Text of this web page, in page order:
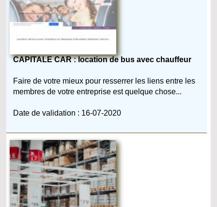
CAPITALE CAR : location de bus avec chauffeur
Faire de votre mieux pour resserrer les liens entre les
membres de votre entreprise est quelque chose...
Date de validation : 16-07-2020